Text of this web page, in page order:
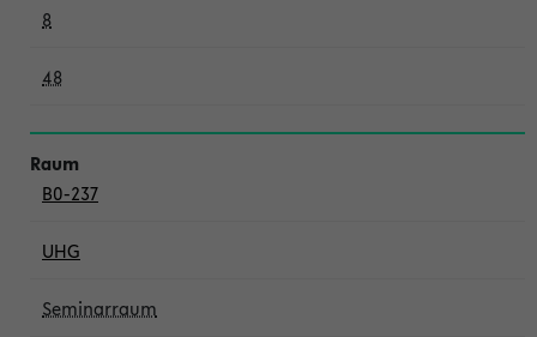
8
48
B0-237
UHG
Seminarraum